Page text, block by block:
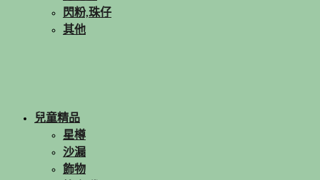
閃粉,珠仔
其他
兒童精品
星樽
沙漏
飾物